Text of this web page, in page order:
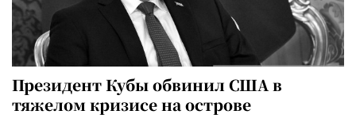
Президент Кубы обвинил США в
тяжелом кризисе на острове